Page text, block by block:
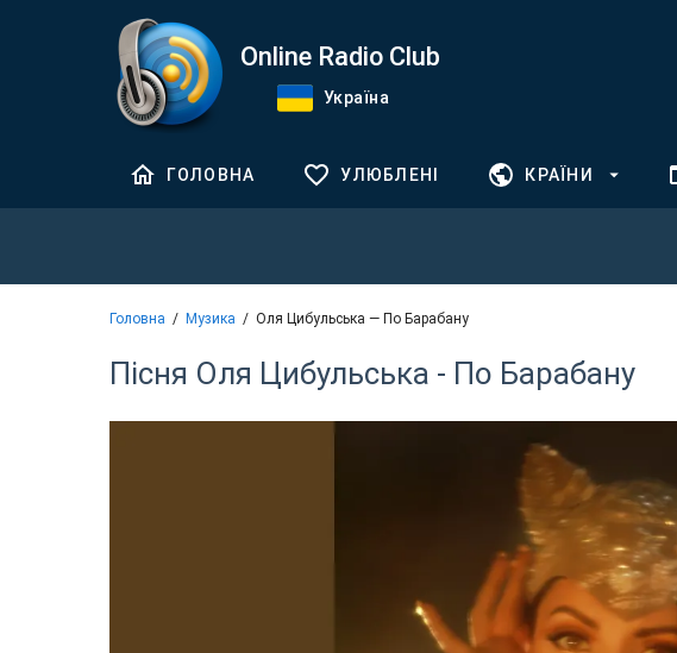
Online Radio Club
Україна
ГОЛОВНА УЛЮБЛЕНІ КРАЇНИ
Головна Музика Оля Цибульська — По Барабану
Пісня Оля Цибульська - По Барабану